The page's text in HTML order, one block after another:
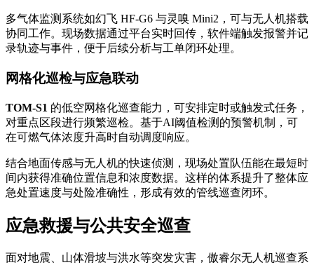
多气体监测系统如幻飞 HF-G6 与灵嗅 Mini2，可与无人机搭载
协同工作。现场数据通过平台实时回传，软件端触发报警并记
录轨迹与事件，便于后续分析与工单闭环处理。
网格化巡检与应急联动
TOM-S1 的低空网格化巡查能力，可安排定时或触发式任务，
对重点区段进行频繁巡检。基于AI阈值检测的预警机制，可
在可燃气体浓度升高时自动调度响应。
结合地面传感与无人机的快速侦测，现场处置队伍能在最短时
间内获得准确位置信息和浓度数据。这样的体系提升了整体应
急处置速度与处险准确性，形成有效的管线巡查闭环。
应急救援与公共安全巡查
面对地震、山体滑坡与洪水等突发灾害，傲睿尔无人机巡查系